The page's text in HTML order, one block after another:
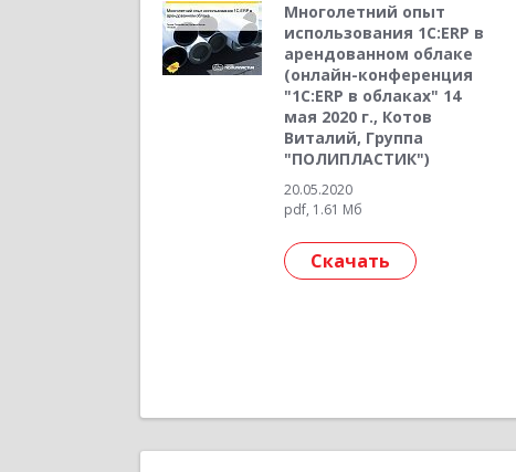
Многолетний опыт
использования 1С:ERP в
арендованном облаке
(онлайн-конференция
"1С:ERP в облаках" 14
мая 2020 г., Котов
Виталий, Группа
"ПОЛИПЛАСТИК")
20.05.2020
pdf, 1.61 Мб
Скачать